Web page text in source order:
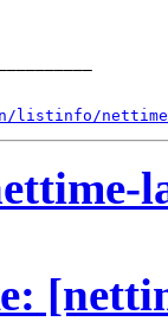
listinfo/